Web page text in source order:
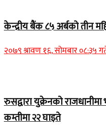
केन्द्रीय बैंक ८५ अर्बको तीन
२०७९ श्रावण १६, सोमबार ०८:३५
रुसद्वारा युक्रेनको
कम्तीमा २२ घाइते